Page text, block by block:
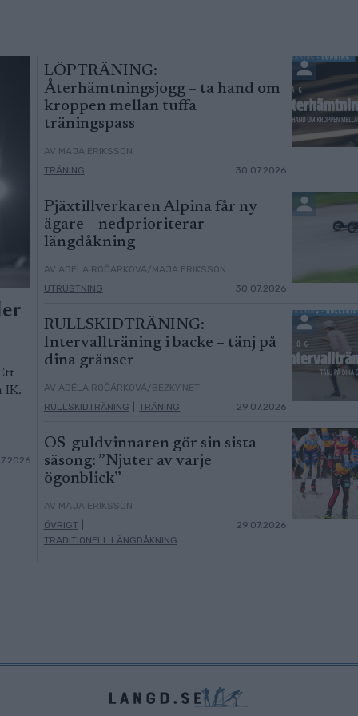
IK.
LÖPTRÄNING:
Återhämtningsjogg – ta hand om
kroppen mellan tuffa
träningspass
AV MAJA ERIKSSON
TRÄNING
30.07.2026
Pjäxtillverkaren Alpina får ny
ägare – nedprioriterar
längdåkning
AV ADÉLA ROČÁRKOVÁ/MAJA ERIKSSON
UTRUSTNING
30.07.2026
RULLSKIDTRÄNING:
Intervallträning i backe – tänj på
dina gränser
AV ADÉLA ROČÁRKOVÁ/BEZKY.NET
RULLSKIDTRÄNING
TRÄNING 29.07.2026
OS-guldvinnaren gör sin sista
säsong: ”Njuter av varje
ögonblick”
AV MAJA ERIKSSON
ÖVRIGT
TRADITIONELL LÄNGDÅKNING
29.07.2026